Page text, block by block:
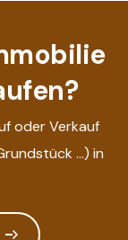
oder Verkauf
...) in